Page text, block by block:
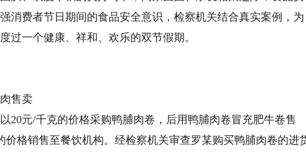
消费者节日期间的食品安全意识，检察机关结合真实案例，为
过一个健康、祥和、欢乐的双节假期。
售卖
元/千克的价格采购鸭脯肉卷，后用鸭脯肉卷冒充肥牛卷售
价格销售至餐饮机构。经检察机关审查罗某购买鸭脯肉卷的进